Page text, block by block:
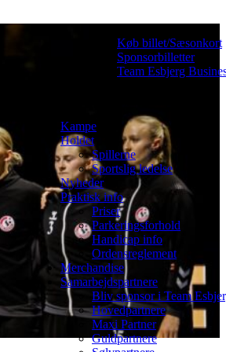
Køb billet/Sæsonkort
Sponsorbilletter
Team Esbjerg
Kampe
Holdet
Spillerne
Sportslig ledelse
Nyheder
Praktisk info
Priser
Parkeringsforhold
Handicap info
Ordensreglement
Merchandise
Samarbejdspartnere
Bliv sponsor i Team
Hovedpartnere
Maxi Partner
Guldpartnere